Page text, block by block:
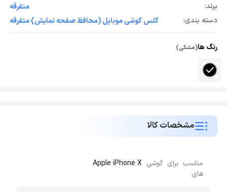
برند:
متفرقه
دسته بندی:
گلس گوشی موبایل (محافظ صفحه نمایش) متفرقه
رنگ ها(مشکی)
مشخصات کالا
مناسب برای گوشی
های
Apple iPhone X